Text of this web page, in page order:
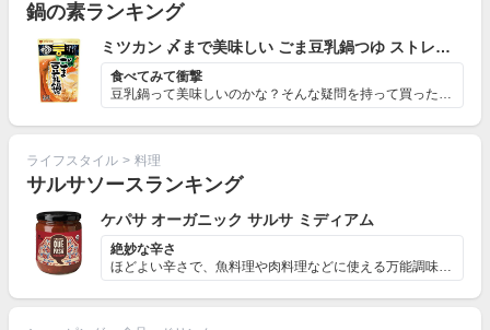
鍋の素ランキング
ミツカン 〆まで美味しい ごま豆乳鍋つゆ ストレート
食べてみて衝撃
豆乳鍋って美味しいのかな？そんな疑問を持って買った鍋つ...
ライフスタイル > 料理
サルサソースランキング
ケパサ オーガニック サルサ ミディアム
絶妙な辛さ
ほどよい辛さで、魚料理や肉料理などに使える万能調味料で...